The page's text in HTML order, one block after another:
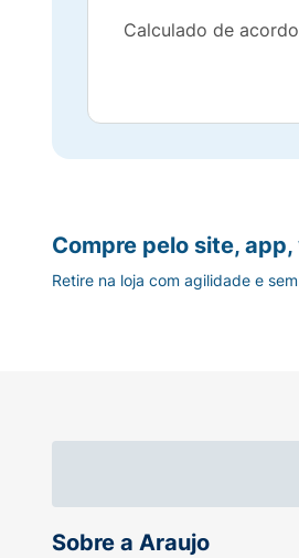
Calculado de
Sobre a Araujo
Compre pelo site,
Retire na loja com agilidade e